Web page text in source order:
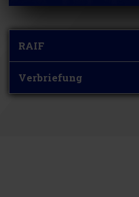
RAIF
Verbriefung